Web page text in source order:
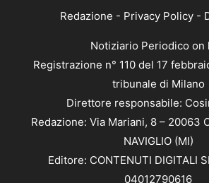
Redazione - Privacy Policy-
Notiziario Periodico on
Registrazione n° 110 del 17
tribunale di Milano
Direttore responsabile:
Redazione: Via Mariani, 8 – 20063
NAVIGLIO (MI)
Editore: CONTENUTI DIGITALI
04012790616